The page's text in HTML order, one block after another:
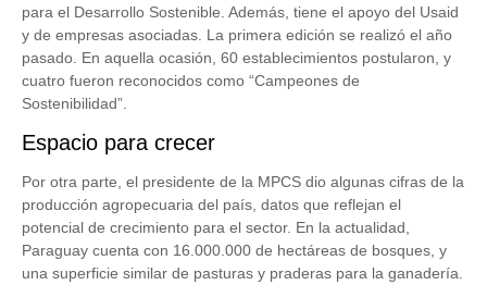
para el Desarrollo Sostenible. Además, tiene el apoyo del Usaid
y de empresas asociadas. La primera edición se realizó el año
pasado. En aquella ocasión, 60 establecimientos postularon, y
cuatro fueron reconocidos como “Campeones de
Sostenibilidad”.
Espacio para crecer
Por otra parte, el presidente de la MPCS dio algunas cifras de la
producción agropecuaria del país, datos que reflejan el
potencial de crecimiento para el sector. En la actualidad,
Paraguay cuenta con 16.000.000 de hectáreas de bosques, y
una superficie similar de pasturas y praderas para la ganadería.